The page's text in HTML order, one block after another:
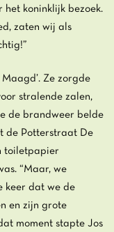
het koninklijk bezoek.
zaten wij als
Ze zorgde
stralende zalen,
de brandweer belde
de Potterstraat De
toiletpapier
“Maar, we
keer dat we de
en zijn grote
moment stapte Jos